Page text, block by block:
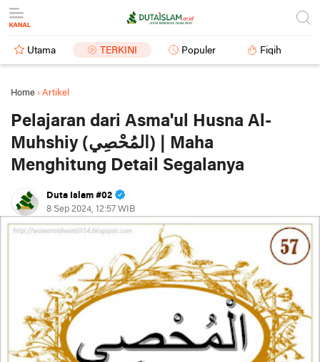
Utama TERKINI Populer Fiqih
Home › Artikel
Pelajaran dari Asma'ul Husna Al-
Muhshiy (المُحْصِي) | Maha
Menghitung Detail Segalanya
Duta Islam #02
8 Sep 2024, 12:57 WIB